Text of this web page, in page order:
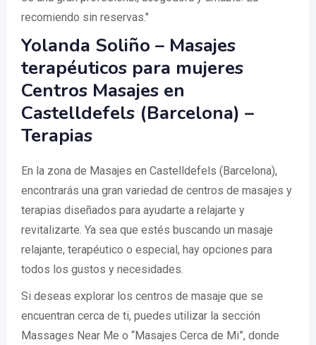
recomiendo sin reservas."
Yolanda Soliño – Masajes
terapéuticos para mujeres
Centros Masajes en
Castelldefels (Barcelona) –
Terapias
En la zona de Masajes en Castelldefels (Barcelona),
encontrarás una gran variedad de centros de masajes y
terapias diseñados para ayudarte a relajarte y
revitalizarte. Ya sea que estés buscando un masaje
relajante, terapéutico o especial, hay opciones para
todos los gustos y necesidades.
Si deseas explorar los centros de masaje que se
encuentran cerca de ti, puedes utilizar la sección
Massages Near Me o “Masajes Cerca de Mi”, donde